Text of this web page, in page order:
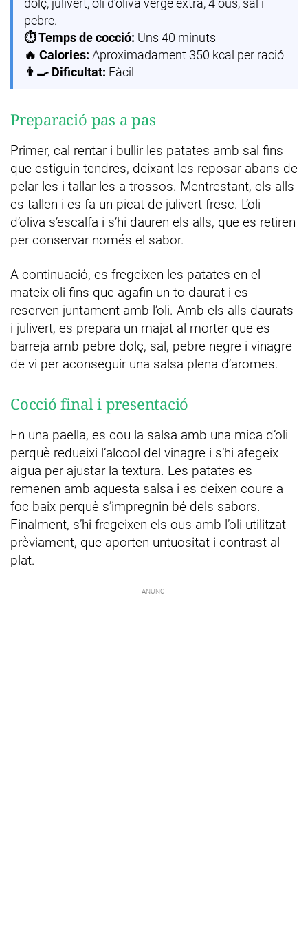
pebre.
⏱️ Temps de cocció: Uns 40 minuts
🔥 Calories: Aproximadament 350 kcal per ració
👨‍🍳 Dificultat: Fàcil
Preparació pas a pas
Primer, cal rentar i bullir les patates amb sal fins
que estiguin tendres, deixant-les reposar abans de
pelar-les i tallar-les a trossos. Mentrestant, els alls
es tallen i es fa un picat de julivert fresc. L’oli
d’oliva s’escalfa i s’hi dauren els alls, que es retiren
per conservar només el sabor.
A continuació, es fregeixen les patates en el
mateix oli fins que agafin un to daurat i es
reserven juntament amb l’oli. Amb els alls daurats
i julivert, es prepara un majat al morter que es
barreja amb pebre dolç, sal, pebre negre i vinagre
de vi per aconseguir una salsa plena d’aromes.
Cocció final i presentació
En una paella, es cou la salsa amb una mica d’oli
perquè redueixi l’alcool del vinagre i s’hi afegeix
aigua per ajustar la textura. Les patates es
remenen amb aquesta salsa i es deixen coure a
foc baix perquè s’impregnin bé dels sabors.
Finalment, s’hi fregeixen els ous amb l’oli utilitzat
prèviament, que aporten untuositat i contrast al
plat.